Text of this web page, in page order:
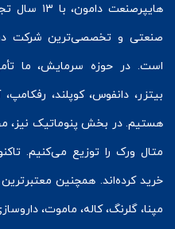
هایپرصنعت
دامون،
صنعتی و تخصصی‌ترین شرکت
است. در حوزه سرمایش، ما
بیتزر، دانفوس،کوپلند،
هستیم. در بخش پنوماتیک
متال ورک
خرید کرده‌اند. همچنین
مپنا، گلرنگ، کاله، ماموت،